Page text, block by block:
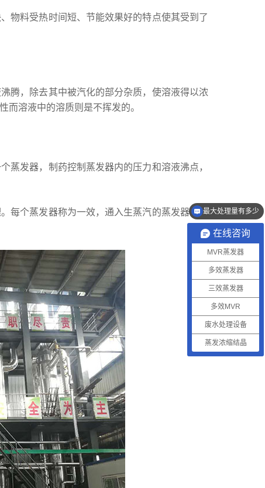
物料受热时间短、节能效果好的特点使其受到了
腾，除去其中被汽化的部分杂质，使溶液得以浓
而溶液中的溶质则是不挥发的。
蒸发器，制药控制蒸发器内的压力和溶液沸点，
每个蒸发器称为一效，通入生蒸汽的蒸发器为一
在线咨询
MVR蒸发器
多效蒸发器
三效蒸发器
多效MVR
废水处理设备
蒸发浓缩结晶
最大处理量有多少